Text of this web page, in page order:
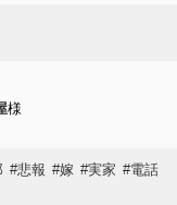
様
#悲報 #嫁 #実家 #電話